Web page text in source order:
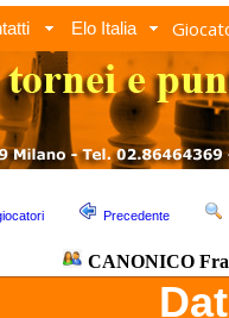
Elo Italia
Precedente
CANONICO